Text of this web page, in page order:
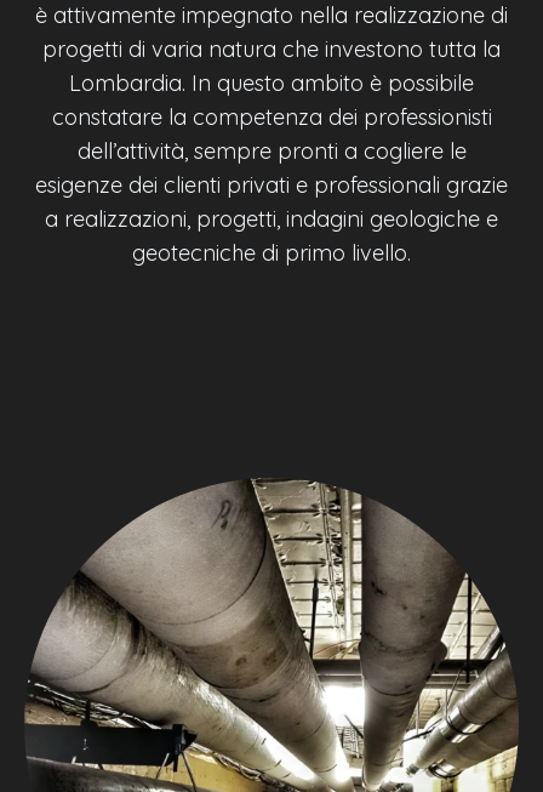
è attivamente impegnato nella realizzazione di
progetti di varia natura che investono tutta la
Lombardia. In questo ambito è possibile
constatare la competenza dei professionisti
dell’attività, sempre pronti a cogliere le
esigenze dei clienti privati e professionali grazie
a realizzazioni, progetti, indagini geologiche e
geotecniche di primo livello.